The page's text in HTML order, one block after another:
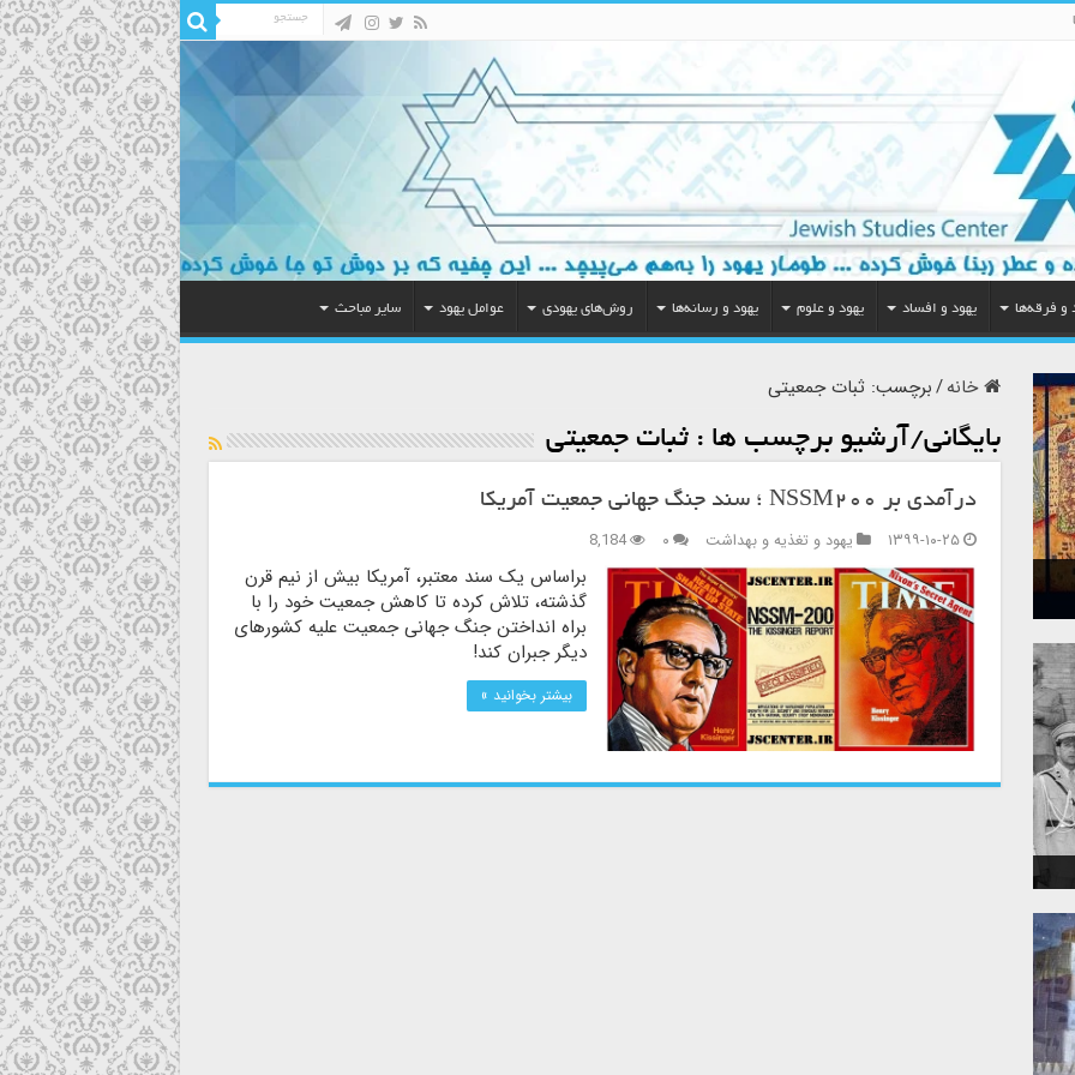
و فرقه‌ها یهود و افساد یهود و علوم یهود و رسانه‌ها روش‌های یهودی عوامل یهود سایر مباحث
خانه/برچسب:ثبات جمعیتی
بایگانی/آرشیو برچسب ها :ثبات جمعیتی
درآمدی بر NSSM۲۰۰ ؛ سند جنگ جهانی جمعیت آمریکا
۱۳۹۹-۱۰-۲۵
یهود و تغذیه و بهداشت ۰ 8,184
براساس یک سند معتبر، آمریکا بیش از نیم قرن
گذشته، تلاش کرده تا کاهش جمعیت خود را با
براه انداختن جنگ جهانی جمعیت علیه کشورهای
دیگر جبران کند!
بیشتر بخوانید »